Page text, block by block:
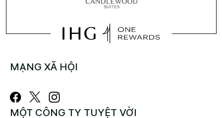
MẠNG XÃ HỘI
MỘT CÔNG TY TUYỆT VỜI